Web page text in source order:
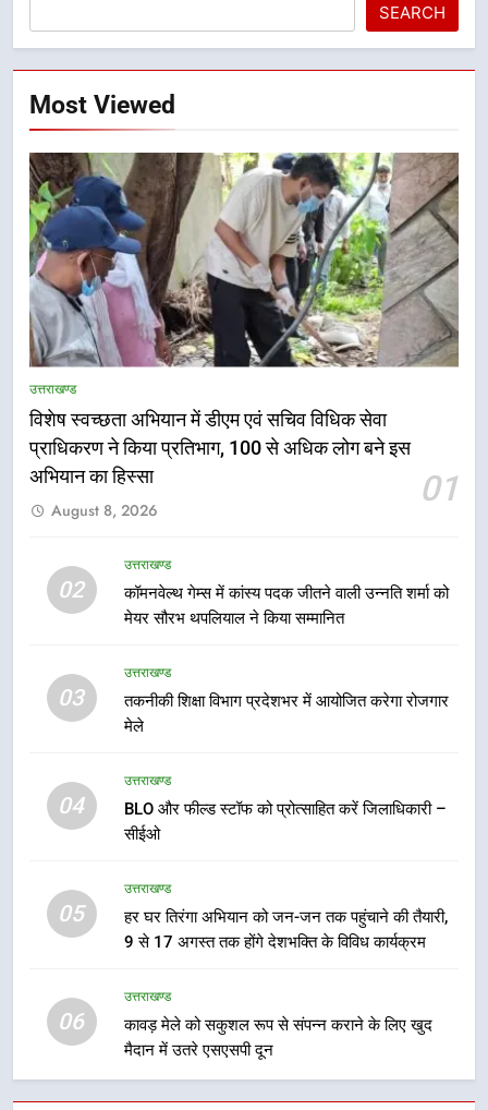
SEARCH
Most Viewed
उत्तराखण्ड
विशेष स्वच्छता अभियान में डीएम एवं सचिव विधिक सेवा
प्राधिकरण ने किया प्रतिभाग, 100 से अधिक लोग बने इस
अभियान का हिस्सा
01
August 8, 2026
02
उत्तराखण्ड
कॉमनवेल्थ गेम्स में कांस्य पदक जीतने वाली उन्नति शर्मा को
मेयर सौरभ थपलियाल ने किया सम्मानित
03
उत्तराखण्ड
तकनीकी शिक्षा विभाग प्रदेशभर में आयोजित करेगा रोजगार
मेले
04
उत्तराखण्ड
BLO और फील्ड स्टॉफ को प्रोत्साहित करें जिलाधिकारी –
सीईओ
05
उत्तराखण्ड
हर घर तिरंगा अभियान को जन-जन तक पहुंचाने की तैयारी,
9 से 17 अगस्त तक होंगे देशभक्ति के विविध कार्यक्रम
06
उत्तराखण्ड
कावड़ मेले को सकुशल रूप से संपन्न कराने के लिए खुद
मैदान में उतरे एसएसपी दून
5
हर घर तिरंगा अभियान को जन-जन तक
6
उत्तराखण्ड
कार्यकत्री पुरस्कार से मातृशक्ति को किया
8
खेल महाकुंभ 2026ः 01 सितंबर से सजेगा
प्रतिभा का प्रदर्शन
1
विशेष स्वच्छता अभियान में डीएम एवं सचिव
विधिक सेवा प्राधिकरण ने किया प्रतिभाग,